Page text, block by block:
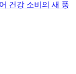
건강 소비의 새 풍